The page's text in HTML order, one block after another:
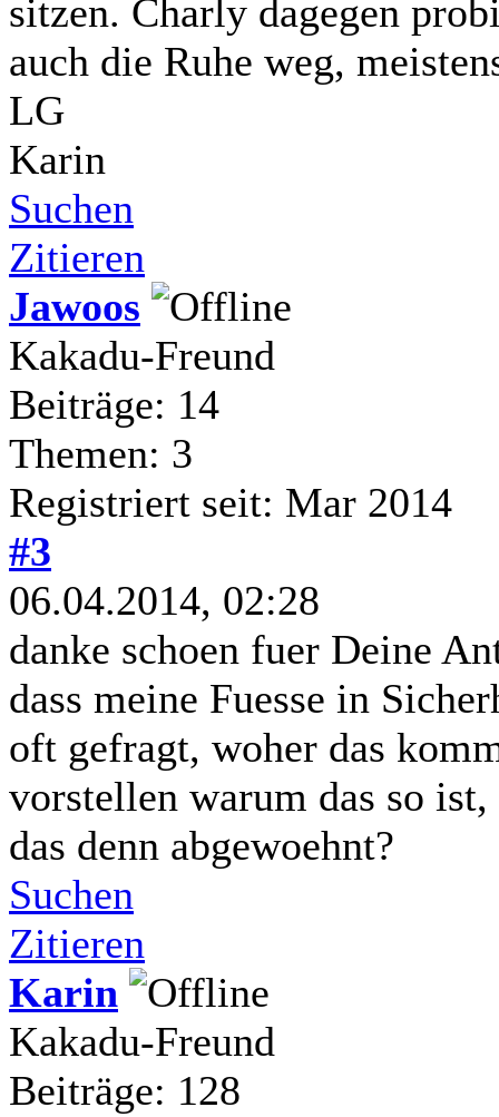
sitzen. Charly dagegen
auch die Ruhe weg,
LG
Karin
Suchen
Zitieren
Jawoos
Kakadu-Freund
Beiträge: 14
Themen: 3
Registriert seit: Mar 2014
#3
06.04.2014, 02:28
danke schoen fuer Deine
dass meine Fuesse in
oft gefragt, woher das
vorstellen warum das so
das denn abgewoehnt?
Suchen
Zitieren
Karin
Kakadu-Freund
Beiträge: 128